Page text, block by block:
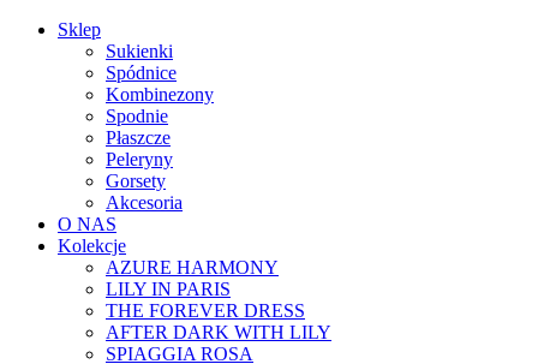
Sklep
Sukienki
Spódnice
Kombinezony
Spodnie
Płaszcze
Peleryny
Gorsety
Akcesoria
O NAS
Kolekcje
AZURE HARMONY
LILY IN PARIS
THE FOREVER DRESS
AFTER DARK WITH LILY
SPIAGGIA ROSA